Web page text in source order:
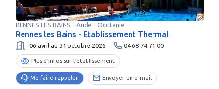
RENNES LES BAINS - Aude - Occitanie
Rennes les Bains - Etablissement Thermal
06 avril au 31 octobre 2026 04 68 74 71 00
Plus d’infos sur l’établissement
Me faire rappeler Envoyer un e-mail